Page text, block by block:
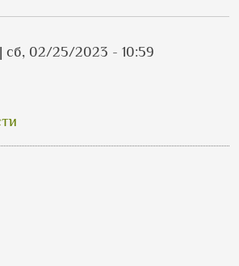
| сб, 02/25/2023 - 10:59